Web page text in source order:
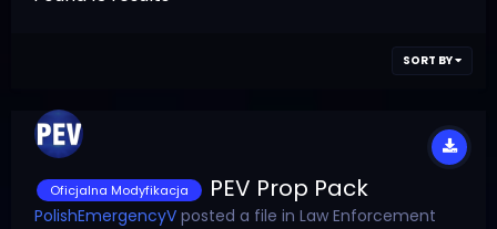
SORT BY
Oficjalna Modyfikacja PEV Prop Pack
PolishEmergencyV posted a file in Law Enforcement